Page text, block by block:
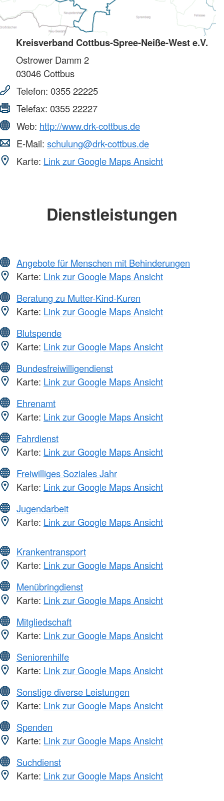
Kreisverband Cottbus-Spree-Neiße-West e.V.
Ostrower Damm 2
03046 Cottbus
Telefon: 0355 22225
Telefax: 0355 22227
Web: http://www.drk-cottbus.de
E-Mail: schulung@drk-cottbus.de
Karte: Link zur Google Maps Ansicht
Dienstleistungen
Angebote für Menschen mit Behinderungen
Karte: Link zur Google Maps Ansicht
Beratung zu Mutter-Kind-Kuren
Karte: Link zur Google Maps Ansicht
Blutspende
Karte: Link zur Google Maps Ansicht
Bundesfreiwilligendienst
Karte: Link zur Google Maps Ansicht
Ehrenamt
Karte: Link zur Google Maps Ansicht
Fahrdienst
Karte: Link zur Google Maps Ansicht
Freiwilliges Soziales Jahr
Karte: Link zur Google Maps Ansicht
Jugendarbeit
Karte: Link zur Google Maps Ansicht
Krankentransport
Karte: Link zur Google Maps Ansicht
Menübringdienst
Karte: Link zur Google Maps Ansicht
Mitgliedschaft
Karte: Link zur Google Maps Ansicht
Seniorenhilfe
Karte: Link zur Google Maps Ansicht
Sonstige diverse Leistungen
Karte: Link zur Google Maps Ansicht
Spenden
Karte: Link zur Google Maps Ansicht
Suchdienst
Karte: Link zur Google Maps Ansicht